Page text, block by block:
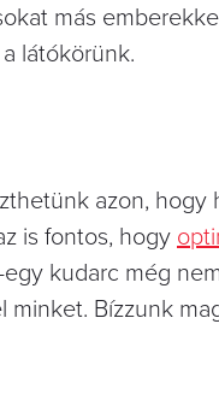
más
látókörünk.
azon, hogy
is fontos, hogy
kudarc még
minket. Bízzunk